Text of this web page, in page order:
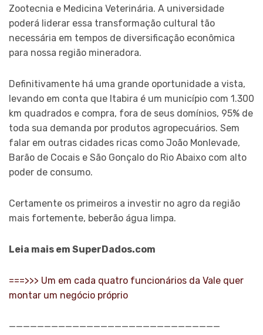
Zootecnia e Medicina Veterinária. A universidade
poderá liderar essa transformação cultural tão
necessária em tempos de diversificação econômica
para nossa região mineradora.
Definitivamente há uma grande oportunidade a vista,
levando em conta que Itabira é um município com 1.300
km quadrados e compra, fora de seus domínios, 95% de
toda sua demanda por produtos agropecuários. Sem
falar em outras cidades ricas como João Monlevade,
Barão de Cocais e São Gonçalo do Rio Abaixo com alto
poder de consumo.
Certamente os primeiros a investir no agro da região
mais fortemente, beberão água limpa.
Leia mais em SuperDados.com
===>>> Um em cada quatro funcionários da Vale quer
montar um negócio próprio
——————————————————————————————